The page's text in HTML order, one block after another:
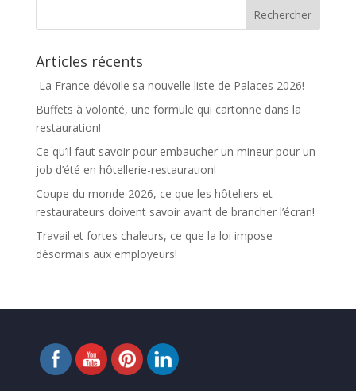
Articles récents
La France dévoile sa nouvelle liste de Palaces 2026!
Buffets à volonté, une formule qui cartonne dans la
restauration!
Ce qu’il faut savoir pour embaucher un mineur pour un
job d’été en hôtellerie-restauration!
Coupe du monde 2026, ce que les hôteliers et
restaurateurs doivent savoir avant de brancher l’écran!
Travail et fortes chaleurs, ce que la loi impose
désormais aux employeurs!